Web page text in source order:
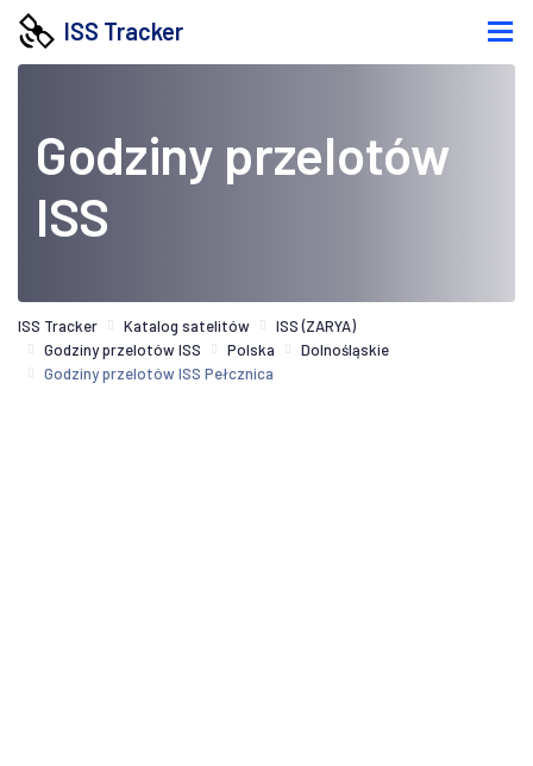
ISS Tracker
Godziny przelotów
ISS
ISS Tracker Katalog satelitów
ISS (ZARYA)
Godziny przelotów ISS
Polska
Dolnośląskie
Godziny przelotów ISS Pełcznica